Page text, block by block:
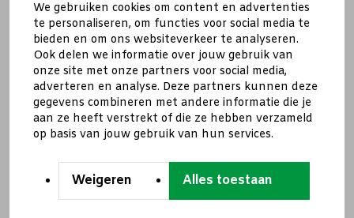
We gebruiken cookies om content en advertenties
te personaliseren, om functies voor social media te
bieden en om ons websiteverkeer te analyseren.
Ook delen we informatie over jouw gebruik van
onze site met onze partners voor social media,
adverteren en analyse. Deze partners kunnen deze
gegevens combineren met andere informatie die je
aan ze heeft verstrekt of die ze hebben verzameld
op basis van jouw gebruik van hun services.
Weigeren Alles toestaan